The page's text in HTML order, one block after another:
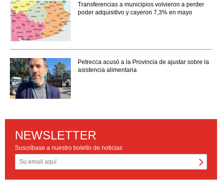
Transferencias a municipios volvieron a perder
poder adquisitivo y cayeron 7,3% en mayo
Petrecca acusó a la Provincia de ajustar sobre la
asistencia alimentaria
NEWSLETTER
Suscríbase a nuestro boletín de noticias